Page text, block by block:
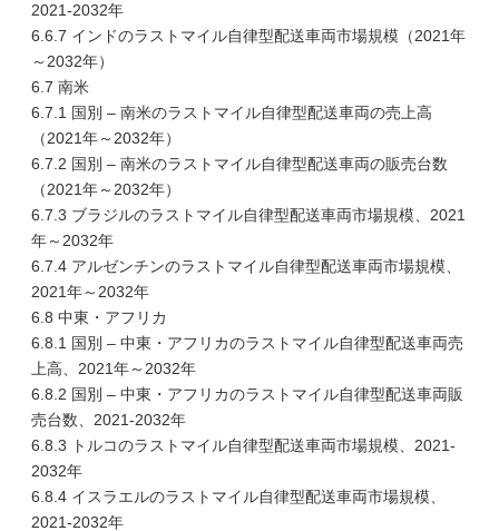
2021-2032年
6.6.7 インドのラストマイル自律型配送車両市場規模（2021年
～2032年）
6.7 南米
6.7.1 国別 – 南米のラストマイル自律型配送車両の売上高
（2021年～2032年）
6.7.2 国別 – 南米のラストマイル自律型配送車両の販売台数
（2021年～2032年）
6.7.3 ブラジルのラストマイル自律型配送車両市場規模、2021
年～2032年
6.7.4 アルゼンチンのラストマイル自律型配送車両市場規模、
2021年～2032年
6.8 中東・アフリカ
6.8.1 国別 – 中東・アフリカのラストマイル自律型配送車両売
上高、2021年～2032年
6.8.2 国別 – 中東・アフリカのラストマイル自律型配送車両販
売台数、2021-2032年
6.8.3 トルコのラストマイル自律型配送車両市場規模、2021-
2032年
6.8.4 イスラエルのラストマイル自律型配送車両市場規模、
2021-2032年